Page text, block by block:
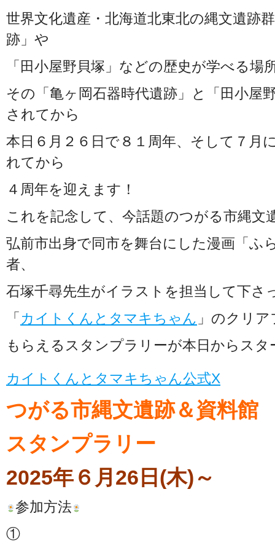
世界文化遺産・北海道北東北の縄文遺跡
跡」や
「田小屋野貝塚」などの歴史が学べる場
その「亀ヶ岡石器時代遺跡」と「田小屋
されてから
本日６月２６日で８１周年、そして７月
れてから
４周年を迎えます！
これを記念して、今話題のつがる市縄文
弘前市出身で同市を舞台にした漫画「ふ
者、
石塚千尋先生がイラストを担当して下さ
「カイトくんとタマキちゃん 」のクリ
もらえるスタンプラリーが本日からスタ
カイトくんとタマキちゃん公式X
つがる市縄文遺跡＆資料
スタンプラリー
2025年６月26日(木)～
参加方法
①